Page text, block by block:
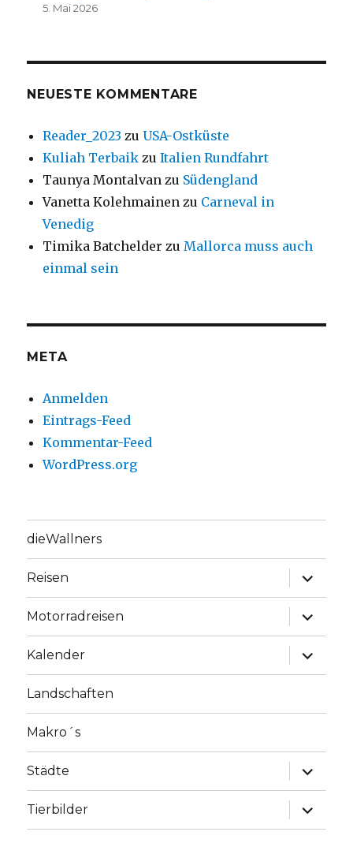
5. Mai 2026
NEUESTE KOMMENTARE
Reader_2023 zuUSA-Ostküste
Kuliah Terbaik zuItalien Rundfahrt
Taunya Montalvan zu Südengland
Vanetta Kolehmainen zu Carneval in
Venedig
Timika Batchelder zu Mallorca muss auch
einmal sein
META
Anmelden
Eintrags-Feed
Kommentar-Feed
WordPress.org
dieWallners
Reisen
Motorradreisen
Kalender
Landschaften
Makro´s
Städte
Tierbilder